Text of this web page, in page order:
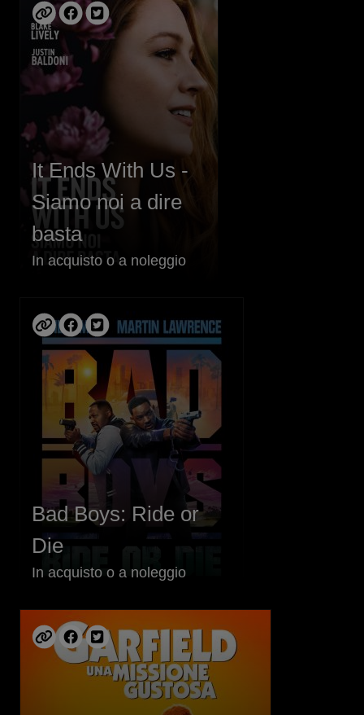
It Ends With Us -
Siamo noi a dire
basta
In acquisto o a noleggio
Bad Boys: Ride or
Die
In acquisto o a noleggio